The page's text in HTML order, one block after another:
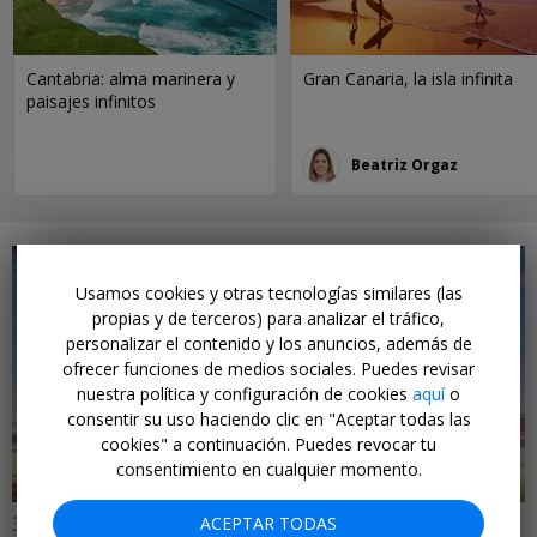
Cantabria: alma marinera y
paisajes infinitos
Gran Canaria, la isla infinita
Beatriz Orgaz
←
32€ a 51€ i/v
Usamos cookies y otras tecnologías similares (las
propias y de terceros) para analizar el tráfico,
personalizar el contenido y los anuncios, además de
ofrecer funciones de medios sociales. Puedes revisar
nuestra política y configuración de cookies aquío
consentir su uso haciendo clic en "Aceptar todas las
cookies" a continuación. Puedes revocar tu
consentimiento en cualquier momento.
ACEPTAR TODAS